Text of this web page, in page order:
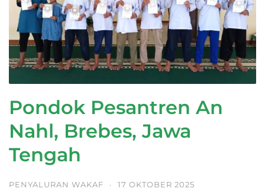
Pondok Pesantren An
Nahl, Brebes, Jawa
Tengah
PENYALURAN WAKAF · 17 OKTOBER 2025